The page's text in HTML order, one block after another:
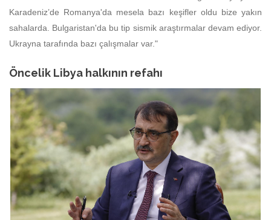
Karadeniz’de Romanya'da mesela bazı keşifler oldu bize yakın
sahalarda. Bulgaristan'da bu tip sismik araştırmalar devam ediyor.
Ukrayna tarafında bazı çalışmalar var."
Öncelik Libya halkının refahı